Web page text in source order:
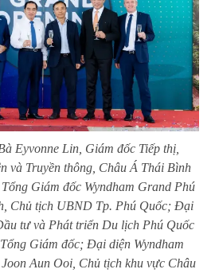
Eyvonne Lin, Giám đốc Tiếp thị,
và Truyền thông, Châu Á Thái Bình
Giám đốc Wyndham Grand Phú
Chủ tịch UBND Tp. Phú Quốc; Đại
tư và Phát triển Du lịch Phú Quốc
Giám đốc; Đại diện Wyndham
Aun Ooi, Chủ tịch khu vực Châu